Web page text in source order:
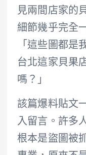
見兩間店家的
細節幾乎完全
「這些圖都是
台北這家貝果
嗎？」
該篇爆料貼文
入留言。許多
根本是盜圖被